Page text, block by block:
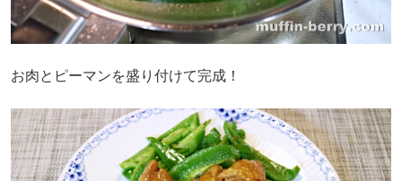
お肉とピーマンを盛り付けて完成！